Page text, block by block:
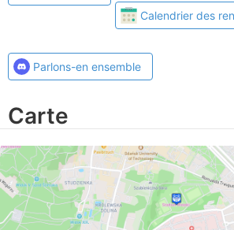
Calendrier des
Parlons-en ensemble
Carte